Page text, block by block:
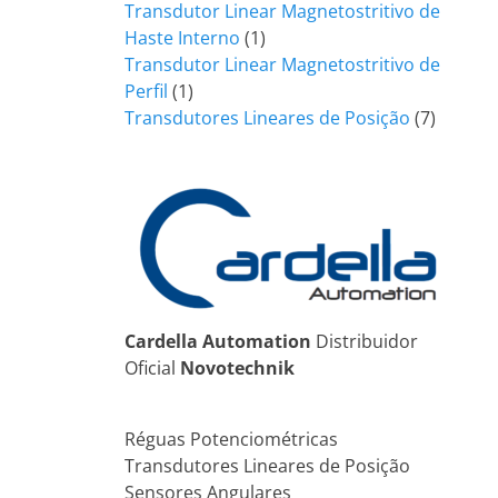
produto
Transdutor Linear Magnetostritivo de
Haste Interno 11
produto
Transdutor Linear Magnetostritivo de
Perfil 11
produto
Transdutores Lineares de Posição 77
Cardella Automation Distribuidor
Oficial Novotechnik
Réguas Potenciométricas
Transdutores Lineares de Posição
Sensores Angulares